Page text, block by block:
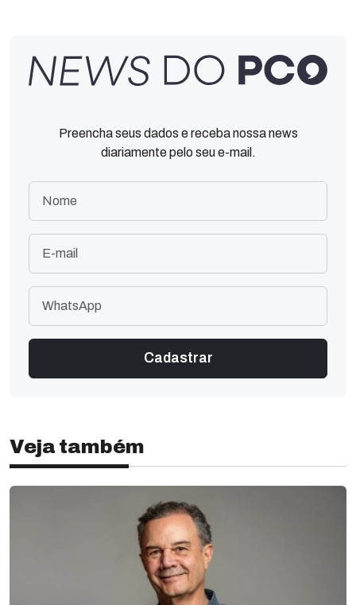
Preencha seus dados e receba nossa news
diariamente pelo seu e-mail.
Veja também